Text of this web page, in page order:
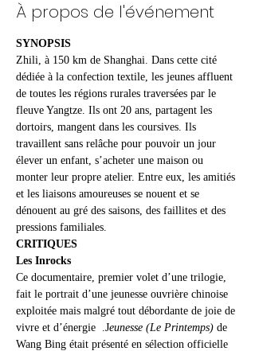
À propos de l'événement
SYNOPSIS
Zhili, à 150 km de Shanghai. Dans cette cité
dédiée à la confection textile, les jeunes affluent
de toutes les régions rurales traversées par le
fleuve Yangtze. Ils ont 20 ans, partagent les
dortoirs, mangent dans les coursives. Ils
travaillent sans relâche pour pouvoir un jour
élever un enfant, s’acheter une maison ou
monter leur propre atelier. Entre eux, les amitiés
et les liaisons amoureuses se nouent et se
dénouent au gré des saisons, des faillites et des
pressions familiales.
CRITIQUES
Les Inrocks
Ce documentaire, premier volet d’une trilogie,
fait le portrait d’une jeunesse ouvrière chinoise
exploitée mais malgré tout débordante de joie de
vivre et d’énergie  .Jeunesse (Le Printemps) de
Wang Bing était présenté en sélection officielle